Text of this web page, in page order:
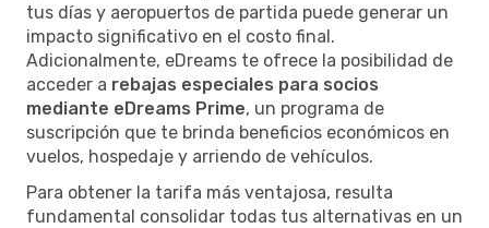
tus días y aeropuertos de partida puede generar un
impacto significativo en el costo final.
Adicionalmente, eDreams te ofrece la posibilidad de
acceder a rebajas especiales para socios
mediante eDreams Prime, un programa de
suscripción que te brinda beneficios económicos en
vuelos, hospedaje y arriendo de vehículos.
Para obtener la tarifa más ventajosa, resulta
fundamental consolidar todas tus alternativas en un